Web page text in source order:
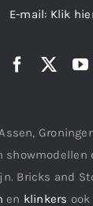
E-mail: Klik
Bricks and
en klinkers